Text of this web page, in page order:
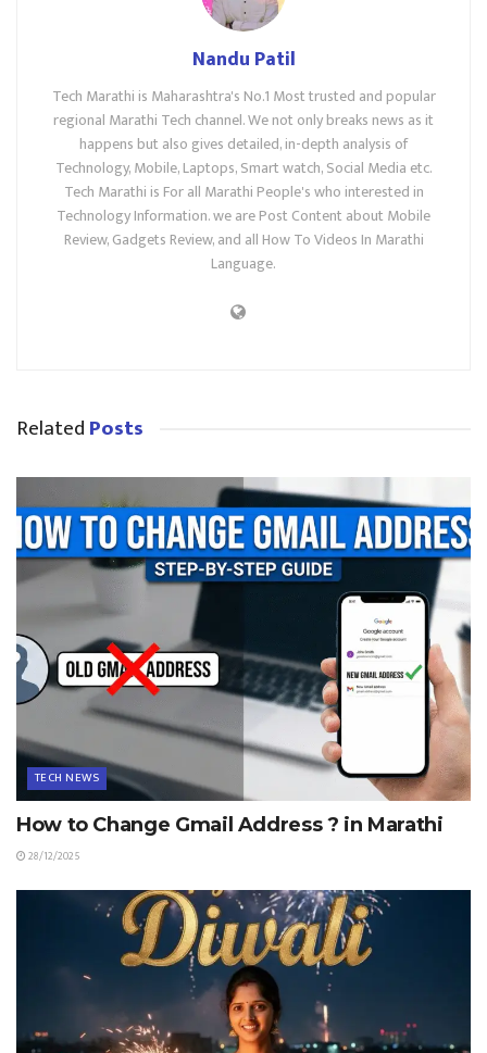
Nandu Patil
Tech Marathi is Maharashtra's No.1 Most trusted and popular
regional Marathi Tech channel. We not only breaks news as it
happens but also gives detailed, in-depth analysis of
Technology, Mobile, Laptops, Smart watch, Social Media etc.
Tech Marathi is For all Marathi People's who interested in
Technology Information. we are Post Content about Mobile
Review, Gadgets Review, and all How To Videos In Marathi
Language.
RelatedPosts
TECH NEWS
How to Change Gmail Address ? in Marathi
28/12/2025